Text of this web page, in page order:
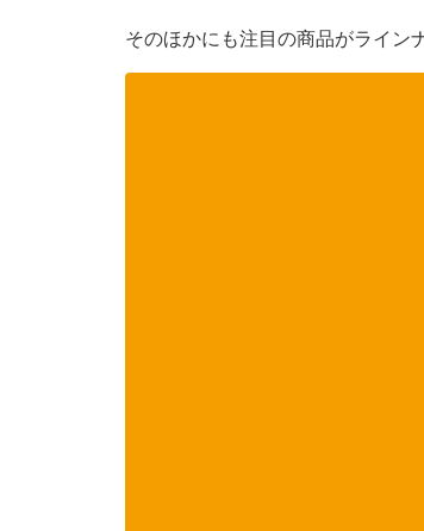
そのほかにも注目の商品がライン